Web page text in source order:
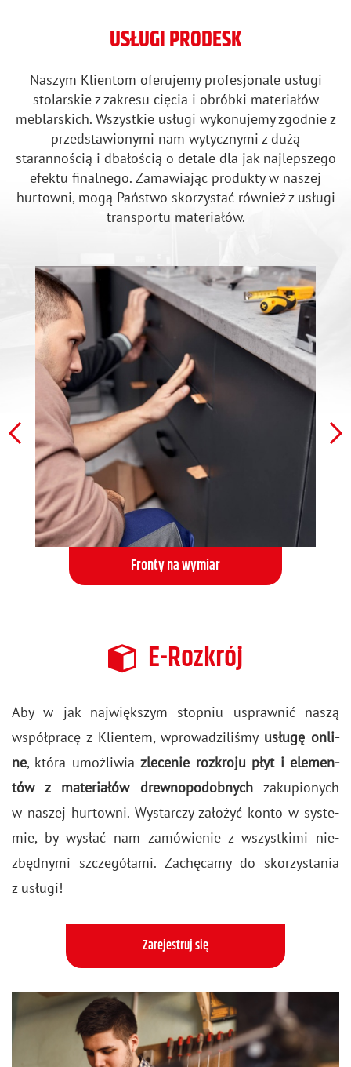
USŁUGI PRODESK
Naszym Klientom oferujemy profesjonale usługi
stolarskie z zakresu cięcia i obróbki materiałów
meblarskich. Wszystkie usługi wykonujemy zgodnie z
przedstawionymi nam wytycznymi z dużą
starannością i dbałością o detale dla jak najlepszego
efektu finalnego. Zamawiając produkty w naszej
hurtowni, mogą Państwo skorzystać również z usługi
transportu materiałów.
Fronty na wymiar
E-Rozkrój
Aby w jak naj­więk­szym stop­niu uspraw­nić naszą
współ­pra­cę z Klien­tem, wpro­wa­dzi­li­śmy usłu­gę on­li­
ne, która umoż­li­wiazle­ce­nie roz­kro­ju płyt i ele­men­
tów z ma­te­ria­łów drew­no­po­dob­nych za­ku­pio­nych
w na­szej hur­tow­ni. Wy­star­czy za­ło­żyć konto w sys­te­
mie, by wy­słać nam za­mó­wie­nie z wszyst­ki­mi nie­
zbęd­ny­mi szcze­gó­ła­mi. Za­chę­ca­my do sko­rzy­sta­nia
z usłu­gi!
Zarejestruj się